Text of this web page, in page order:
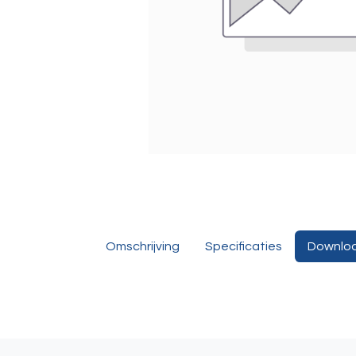
Omschrijving Specificaties